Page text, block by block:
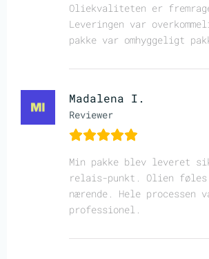
Oliekvaliteten er
Leveringen var
pakke var omhyggeligt
Madalena I.
Reviewer
Min pakke blev leveret
relais-punkt. Olien
nærende. Hele processen
professionel.